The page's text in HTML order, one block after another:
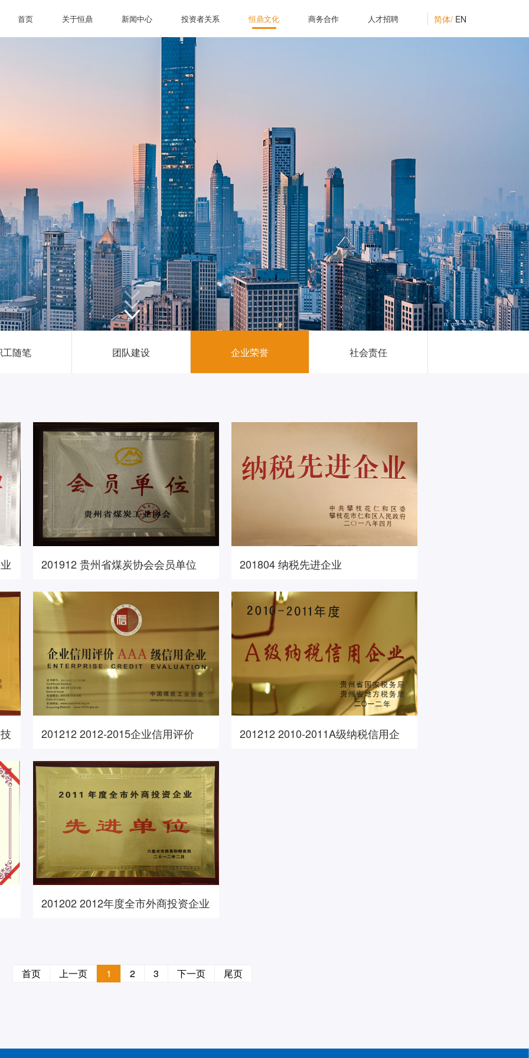
首页
关于恒鼎
新闻中心
投资者关系
恒鼎文化
商务合作
人才招聘
首页 关于恒鼎 新闻中心 投资者关系 恒鼎文化 商务合作 人才招聘 简体/ EN
工随笔 团队建设 企业荣誉 社会责任
201912 贵州省煤炭协会会员单位 201804 纳税先进企业
201212 2012-2015企业信用评价
201212 2010-2011A级纳税信用企
201202 2012年度全市外商投资企业
首页 上一页 1 2 3 下一页 尾页